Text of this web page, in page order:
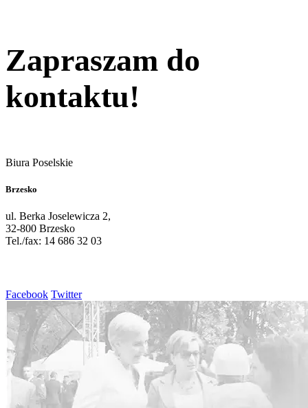
Zapraszam do
kontaktu!
Biura Poselskie
Brzesko
ul. Berka Joselewicza 2,
32-800 Brzesko
Tel./fax: 14 686 32 03
Facebook Twitter